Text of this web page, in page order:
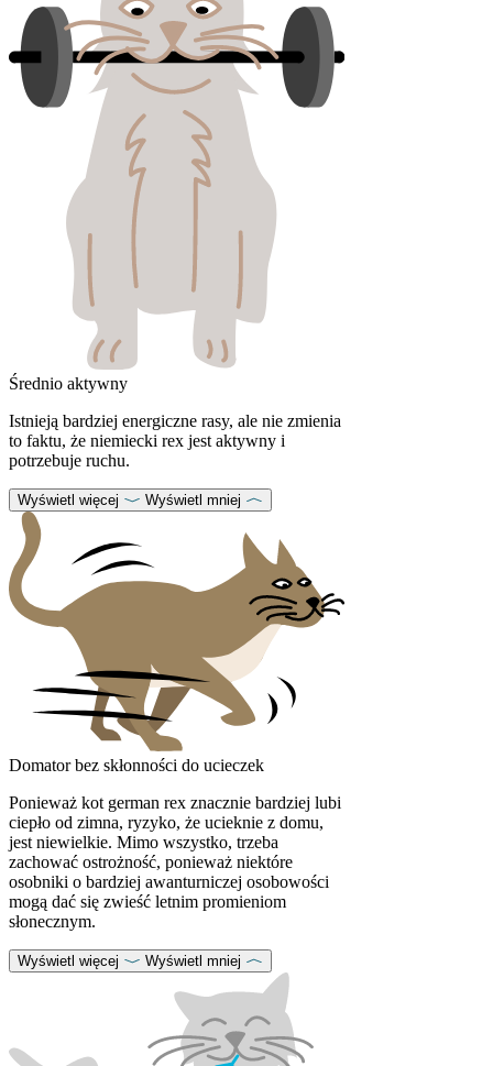
Średnio aktywny
Istnieją bardziej energiczne rasy, ale nie zmienia
to faktu, że niemiecki rex jest aktywny i
potrzebuje ruchu.
Wyświetl więcej Wyświetl mniej
Domator bez skłonności do ucieczek
Ponieważ kot german rex znacznie bardziej lubi
ciepło od zimna, ryzyko, że ucieknie z domu,
jest niewielkie. Mimo wszystko, trzeba
zachować ostrożność, ponieważ niektóre
osobniki o bardziej awanturniczej osobowości
mogą dać się zwieść letnim promieniom
słonecznym.
Wyświetl więcej Wyświetl mniej